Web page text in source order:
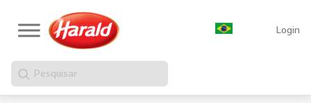
Login
Pesquisar